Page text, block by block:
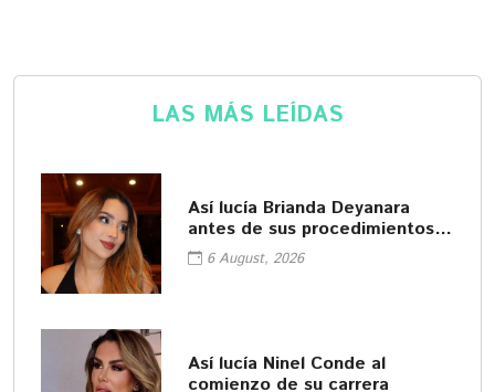
LAS MÁS LEÍDAS
Así lucía Brianda Deyanara
antes de sus procedimientos
cosméticos
6 August, 2026
Así lucía Ninel Conde al
comienzo de su carrera